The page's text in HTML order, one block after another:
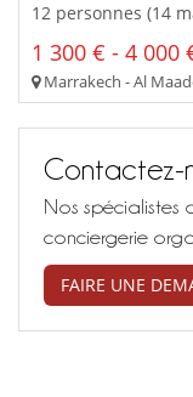
12 personnes (14
1 300 € - 4 000
Marrakech - Al
Contactez-
Nos spécialistes
conciergerie
FAIRE UNE